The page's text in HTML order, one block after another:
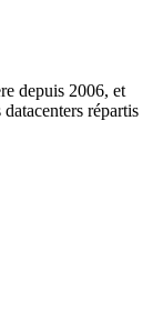
depuis 2006, et
répartis